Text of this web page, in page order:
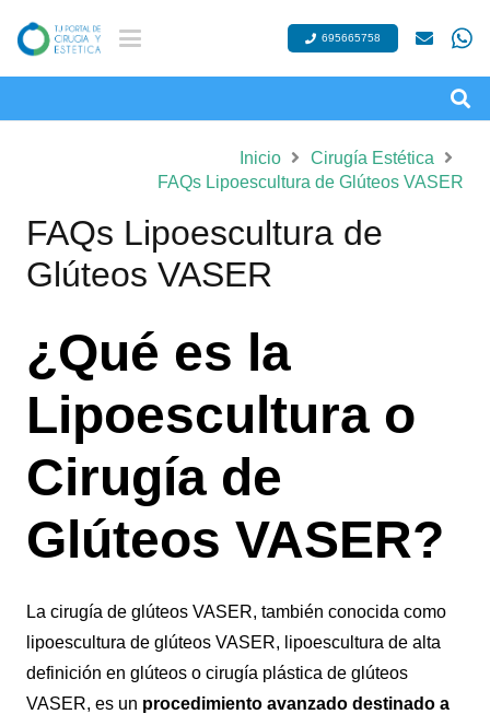
695665758
Inicio
Cirugía Estética
FAQs Lipoescultura de Glúteos VASER
FAQs Lipoescultura de
Glúteos VASER
¿Qué es la
Lipoescultura o
Cirugía de
Glúteos VASER?
La cirugía de glúteos VASER, también conocida como
lipoescultura de glúteos VASER, lipoescultura de alta
definición en glúteos o cirugía plástica de glúteos
VASER, es un procedimiento avanzado destinado a